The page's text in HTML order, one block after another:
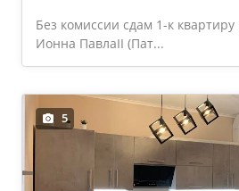
Без комиссии сдам 1-к
Ионна ПавлаІІ (Пат...
5